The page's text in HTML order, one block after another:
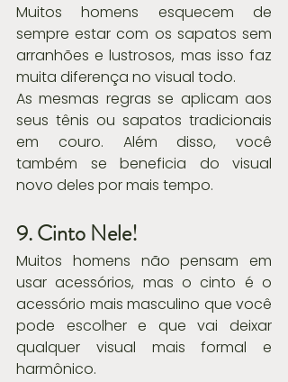
Muitos homens esquecem de
sempre estar com os sapatos sem
arranhões e lustrosos, mas isso faz
muita diferença no visual todo.
As mesmas regras se aplicam aos
seus tênis ou sapatos tradicionais
em couro. Além disso, você
também se beneficia do visual
novo deles por mais tempo.
9. Cinto Nele!
Muitos homens não pensam em
usar acessórios, mas o cinto é o
acessório mais masculino que você
pode escolher e que vai deixar
qualquer visual mais formal e
harmônico.